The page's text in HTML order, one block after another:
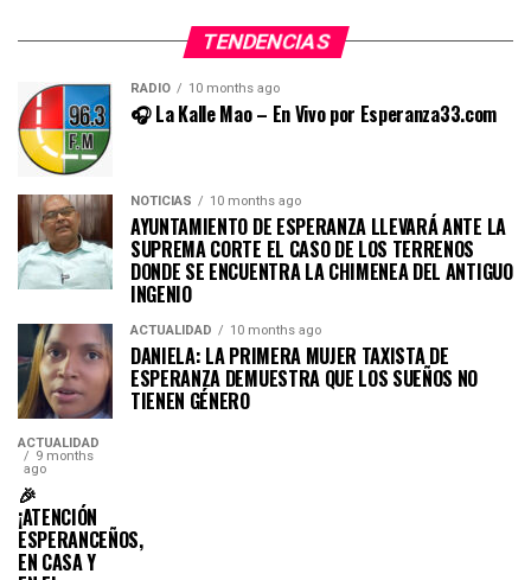
TENDENCIAS
RADIO 10 months ago
🎧 La Kalle Mao – En Vivo por Esperanza33.com
NOTICIAS 10 months ago
AYUNTAMIENTO DE ESPERANZA LLEVARÁ ANTE LA
SUPREMA CORTE EL CASO DE LOS TERRENOS
DONDE SE ENCUENTRA LA CHIMENEA DEL ANTIGUO
INGENIO
ACTUALIDAD 10 months ago
DANIELA: LA PRIMERA MUJER TAXISTA DE
ESPERANZA DEMUESTRA QUE LOS SUEÑOS NO
TIENEN GÉNERO
ACTUALIDAD
9 months
ago
🎉
¡ATENCIÓN
ESPERANCEÑOS,
EN CASA Y